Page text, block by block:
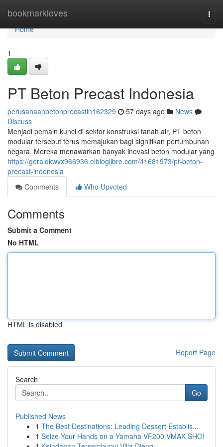
bookmarkloves
Home
Home
1
PT Beton Precast Indonesia
perusahaanbetonprecastin162329 57 days ago
News
Discuss
Menjadi pemain kunci di sektor konstruksi tanah air, PT beton
modular tersebut terus memajukan bagi signifikan pertumbuhan
negara. Mereka menawarkan banyak inovasi beton modular yang
https://geraldkwvx966936.elbloglibre.com/41681973/pt-beton-
precast-indonesia
Comments
Who Upvoted
Comments
Submit a Comment
No HTML
HTML is disabled
Report Page
Search
Go
Published News
1 The Best Destinations: Leading Dessert Establis...
1 Seize Your Hands on a Yamaha VF200 VMAX SHO!